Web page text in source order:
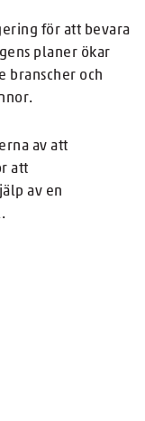
för att bevara
planer ökar
branscher och
av att
att
av en